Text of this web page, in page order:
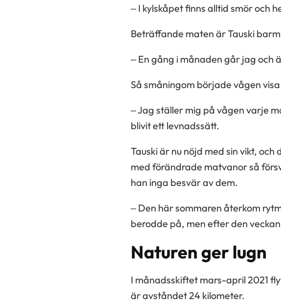
– I kylskåpet finns alltid smör och
Beträffande maten är Tauski
– En gång i månaden går jag och
Så småningom började vågen
– Jag ställer mig på vågen varje
blivit ett levnadssätt.
Tauski är nu nöjd med sin vikt,
med förändrade matvanor så
han inga besvär av dem.
– Den här sommaren återkom
berodde på, men efter den
Naturen ger lugn
I månadsskiftet mars-april 2021
är avståndet 24 kilometer.